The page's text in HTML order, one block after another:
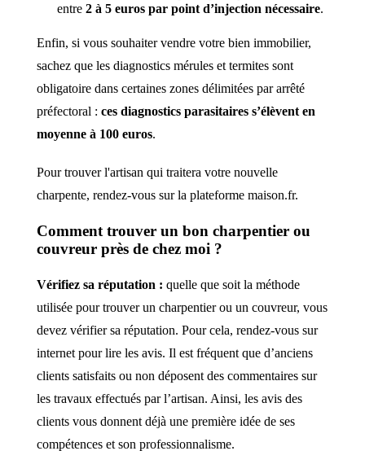
entre 2 à 5 euros par point d’injection nécessaire.
Enfin, si vous souhaiter vendre votre bien immobilier,
sachez que les diagnostics mérules et termites sont
obligatoire dans certaines zones délimitées par arrêté
préfectoral : ces diagnostics parasitaires s’élèvent en
moyenne à 100 euros.
Pour trouver l'artisan qui traitera votre nouvelle
charpente, rendez-vous sur la plateforme maison.fr.
Comment trouver un bon charpentier ou
couvreur près de chez moi ?
Vérifiez sa réputation : quelle que soit la méthode
utilisée pour trouver un charpentier ou un couvreur, vous
devez vérifier sa réputation. Pour cela, rendez-vous sur
internet pour lire les avis. Il est fréquent que d’anciens
clients satisfaits ou non déposent des commentaires sur
les travaux effectués par l’artisan. Ainsi, les avis des
clients vous donnent déjà une première idée de ses
compétences et son professionnalisme.